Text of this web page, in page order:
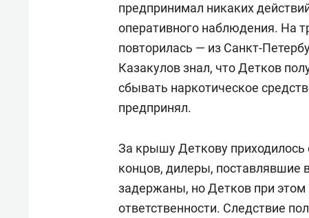
предпринимал никаких
оперативного наблюдения. На
повторилась — из Санкт-
Казакулов знал, что Детков
сбывать наркотическое
предпринял.
За крышу Деткову
концов, дилеры, поставлявшие
задержаны, но Детков при этом
ответственности. Следствие